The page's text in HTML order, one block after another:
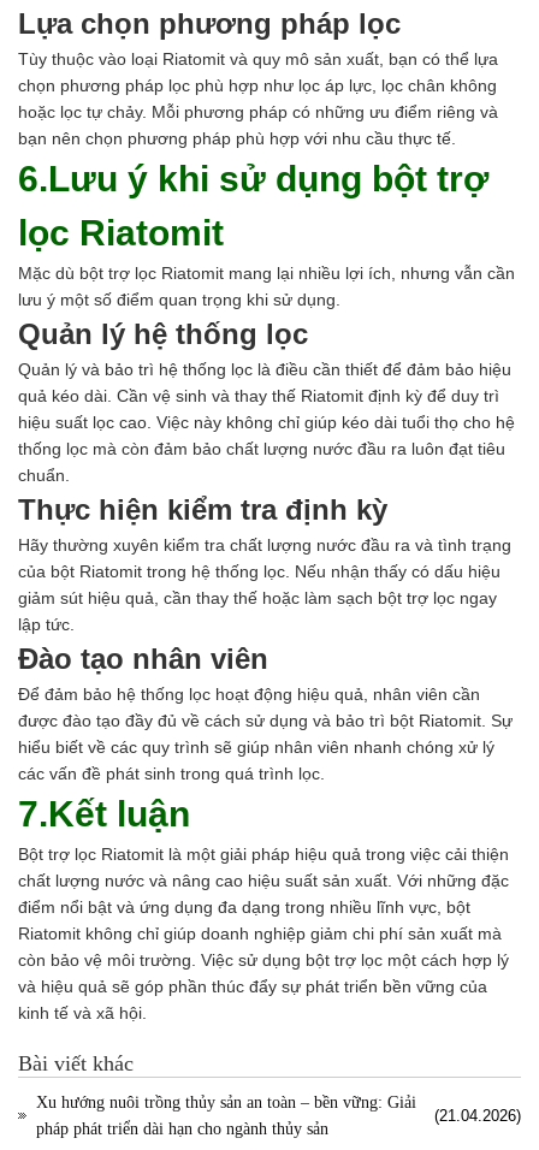
Lựa chọn phương pháp lọc
Tùy thuộc vào loại Riatomit và quy mô sản xuất, bạn có thể lựa
chọn phương pháp lọc phù hợp như lọc áp lực, lọc chân không
hoặc lọc tự chảy. Mỗi phương pháp có những ưu điểm riêng và
bạn nên chọn phương pháp phù hợp với nhu cầu thực tế.
6.Lưu ý khi sử dụng bột trợ
lọc Riatomit
Mặc dù bột trợ lọc Riatomit mang lại nhiều lợi ích, nhưng vẫn cần
lưu ý một số điểm quan trọng khi sử dụng.
Quản lý hệ thống lọc
Quản lý và bảo trì hệ thống lọc là điều cần thiết để đảm bảo hiệu
quả kéo dài. Cần vệ sinh và thay thế Riatomit định kỳ để duy trì
hiệu suất lọc cao. Việc này không chỉ giúp kéo dài tuổi thọ cho hệ
thống lọc mà còn đảm bảo chất lượng nước đầu ra luôn đạt tiêu
chuẩn.
Thực hiện kiểm tra định kỳ
Hãy thường xuyên kiểm tra chất lượng nước đầu ra và tình trạng
của bột Riatomit trong hệ thống lọc. Nếu nhận thấy có dấu hiệu
giảm sút hiệu quả, cần thay thế hoặc làm sạch bột trợ lọc ngay
lập tức.
Đào tạo nhân viên
Để đảm bảo hệ thống lọc hoạt động hiệu quả, nhân viên cần
được đào tạo đầy đủ về cách sử dụng và bảo trì bột Riatomit. Sự
hiểu biết về các quy trình sẽ giúp nhân viên nhanh chóng xử lý
các vấn đề phát sinh trong quá trình lọc.
7.Kết luận
Bột trợ lọc Riatomit là một giải pháp hiệu quả trong việc cải thiện
chất lượng nước và nâng cao hiệu suất sản xuất. Với những đặc
điểm nổi bật và ứng dụng đa dạng trong nhiều lĩnh vực, bột
Riatomit không chỉ giúp doanh nghiệp giảm chi phí sản xuất mà
còn bảo vệ môi trường. Việc sử dụng bột trợ lọc một cách hợp lý
và hiệu quả sẽ góp phần thúc đẩy sự phát triển bền vững của
kinh tế và xã hội.
Bài viết khác
Xu hướng nuôi trồng thủy sản an toàn – bền vững: Giải
pháp phát triển dài hạn cho ngành thủy sản
(21.04.2026)